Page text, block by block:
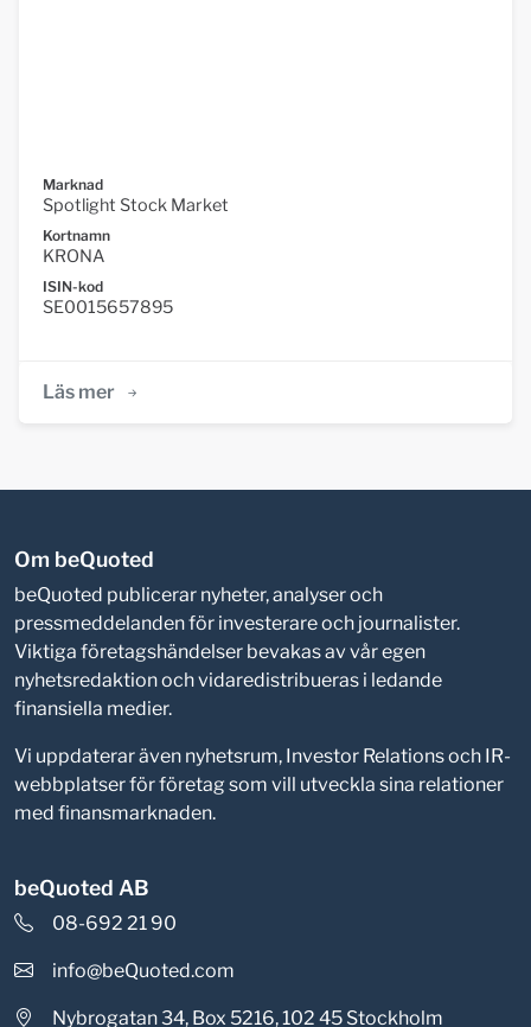
Marknad
Spotlight Stock Market
Kortnamn
KRONA
ISIN-kod
SE0015657895
Läs mer
Om beQuoted
beQuoted publicerar nyheter, analyser och
pressmeddelanden för investerare och journalister.
Viktiga företagshändelser bevakas av vår egen
nyhetsredaktion och vidaredistribueras i ledande
finansiella medier.
Vi uppdaterar även nyhetsrum, Investor Relations och IR-
webbplatser för företag som vill utveckla sina relationer
med finansmarknaden.
beQuoted AB
08-692 21 90
info@beQuoted.com
Nybrogatan 34, Box 5216, 102 45 Stockholm